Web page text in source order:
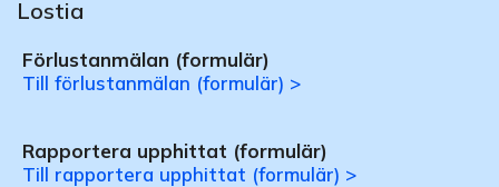
Lostia
Förlustanmälan (formulär)
Till förlustanmälan (formulär) >
Rapportera upphittat (formulär)
Till rapportera upphittat (formulär) >